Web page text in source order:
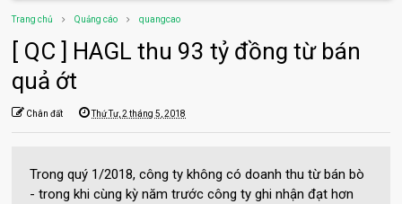
Trang chủ Quảng cáo quangcao
[ QC ] HAGL thu 93 tỷ đồng từ bán
quả ớt
Chân đất Thứ Tư, 2 tháng 5, 2018
Trong quý 1/2018, công ty không có doanh thu từ bán bò
- trong khi cùng kỳ năm trước công ty ghi nhận đạt hơn